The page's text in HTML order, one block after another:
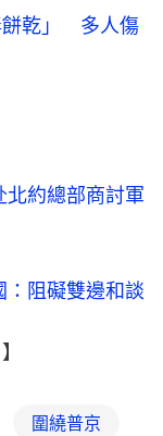
餅乾」 多人傷
北約總部商討軍
：阻礙雙邊和談
圍繞普京